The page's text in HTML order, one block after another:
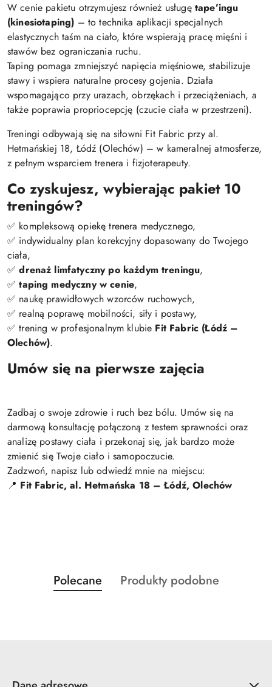
W cenie pakietu otrzymujesz również usługę tape’ingu
(kinesiotaping) – to technika aplikacji specjalnych
elastycznych taśm na ciało, które wspierają pracę mięśni i
stawów bez ograniczania ruchu.
Taping pomaga zmniejszyć napięcia mięśniowe, stabilizuje
stawy i wspiera naturalne procesy gojenia. Działa
wspomagająco przy urazach, obrzękach i przeciążeniach, a
także poprawia propriocepcję (czucie ciała w przestrzeni).
Treningi odbywają się na siłowni Fit Fabric przy al.
Hetmańskiej 18, Łódź (Olechów) – w kameralnej atmosferze,
z pełnym wsparciem trenera i fizjoterapeuty.
Co zyskujesz, wybierając pakiet 10
treningów?
✅ kompleksową opiekę trenera medycznego,
✅ indywidualny plan korekcyjny dopasowany do Twojego
ciała,
✅ drenaż limfatyczny po każdym treningu,
✅ taping medyczny w cenie,
✅ naukę prawidłowych wzorców ruchowych,
✅ realną poprawę mobilności, siły i postawy,
✅ trening w profesjonalnym klubie Fit Fabric (Łódź –
Olechów).
Umów się na pierwsze zajęcia
Zadbaj o swoje zdrowie i ruch bez bólu. Umów się na
darmową konsultację połączoną z testem sprawności oraz
analizę postawy ciała i przekonaj się, jak bardzo może
zmienić się Twoje ciało i samopoczucie.
Zadzwoń, napisz lub odwiedź mnie na miejscu:
📍 Fit Fabric, al. Hetmańska 18 – Łódź, Olechów
Pomiń karuzelę produktów
Produkty
o
Polecane
Produkty
Produkty podobne